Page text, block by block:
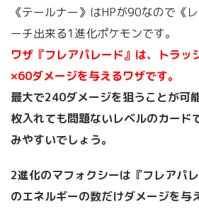
《テールナー》はHPが90なので《
ーチ出来る1進化ポケモンです。
ワザ『フレアパレード』は、トラッ
×60ダメージを与えるワザです。
最大で240ダメージを狙うことが可
枚入れても問題ないレベルのカード
みやすいでしょう。
2進化のマフォクシーは『フレアパ
のエネルギーの数だけダメージを与